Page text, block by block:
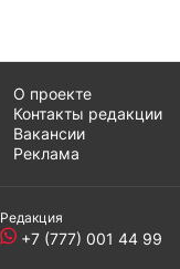
О проекте
Контакты редакции
Вакансии
Реклама
Редакция
+7 (777) 001 44 99